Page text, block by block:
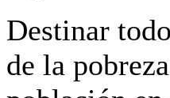
Destinar
de la